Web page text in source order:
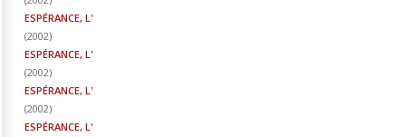
ESPÉRANCE, L'
(2002)
ESPÉRANCE, L'
(2002)
ESPÉRANCE, L'
(2002)
ESPÉRANCE, L'